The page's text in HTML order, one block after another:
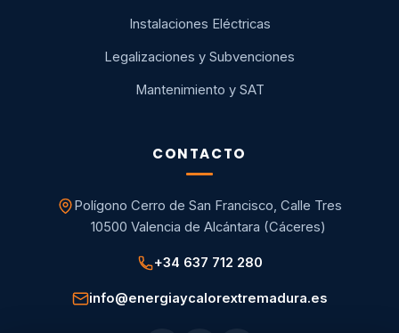
Instalaciones Eléctricas
Legalizaciones y Subvenciones
Mantenimiento y SAT
CONTACTO
Polígono Cerro de San Francisco, Calle Tres
10500 Valencia de Alcántara (Cáceres)
+34 637 712 280
info@energiaycalorextremadura.es